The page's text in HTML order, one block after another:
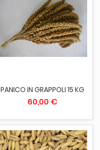
PANICO IN GRAPPOLI 15 KG
60,00 €